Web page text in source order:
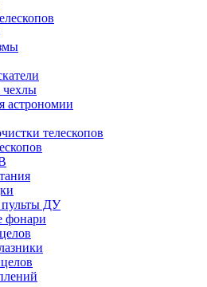
астрономии
телескопов
ДУ
фонари